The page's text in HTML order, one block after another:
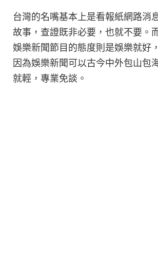
台灣的名嘴基本上是看報紙網路消
故事，查證既非必要，也就不要。
娛樂新聞節目的態度則是娛樂就好
因為娛樂新聞可以古今中外包山包
就輕，專業免談。